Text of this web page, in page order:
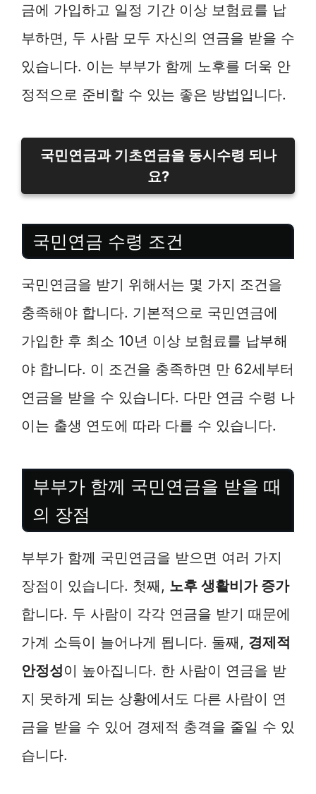
금에 가입하고 일정 기간 이상 보험료를 납
부하면, 두 사람 모두 자신의 연금을 받을 수
있습니다. 이는 부부가 함께 노후를 더욱 안
정적으로 준비할 수 있는 좋은 방법입니다.
국민연금과 기초연금을 동시수령 되나
요?
국민연금 수령 조건
국민연금을 받기 위해서는 몇 가지 조건을
충족해야 합니다. 기본적으로 국민연금에
가입한 후 최소 10년 이상 보험료를 납부해
야 합니다. 이 조건을 충족하면 만 62세부터
연금을 받을 수 있습니다. 다만 연금 수령 나
이는 출생 연도에 따라 다를 수 있습니다.
부부가 함께 국민연금을 받을 때
의 장점
부부가 함께 국민연금을 받으면 여러 가지
장점이 있습니다. 첫째, 노후 생활비가 증가
합니다. 두 사람이 각각 연금을 받기 때문에
가계 소득이 늘어나게 됩니다. 둘째, 경제적
안정성이 높아집니다. 한 사람이 연금을 받
지 못하게 되는 상황에서도 다른 사람이 연
금을 받을 수 있어 경제적 충격을 줄일 수 있
습니다.